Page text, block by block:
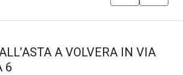
A VOLVERA IN VIA
6